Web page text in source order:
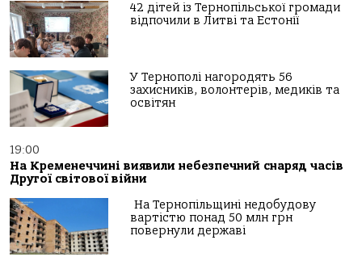
42 дітей із Тернопільської громади
відпочили в Литві та Естонії
У Тернополі нагородять 56
захисників, волонтерів, медиків та
освітян
19:00
На Кременеччині виявили небезпечний снаряд часів
Другої світової війни
На Тернопільщині недобудову
вартістю понад 50 млн грн
повернули державі